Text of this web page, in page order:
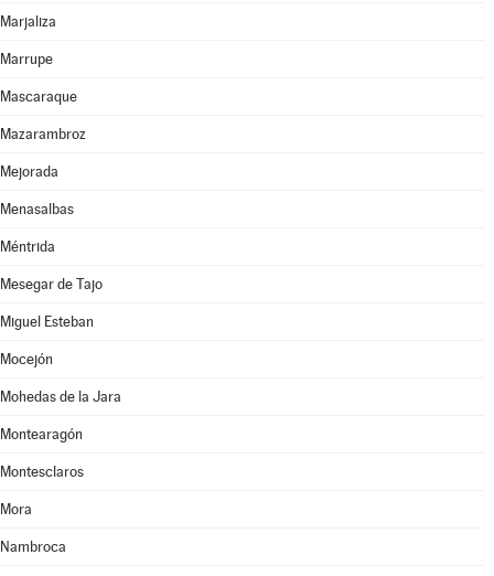
Marjaliza
Marrupe
Mascaraque
Mazarambroz
Mejorada
Menasalbas
Méntrida
Mesegar de Tajo
Miguel Esteban
Mocejón
Mohedas de la Jara
Montearagón
Montesclaros
Mora
Nambroca